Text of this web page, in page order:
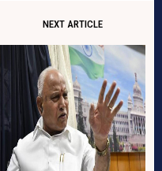
NEXT ARTICLE